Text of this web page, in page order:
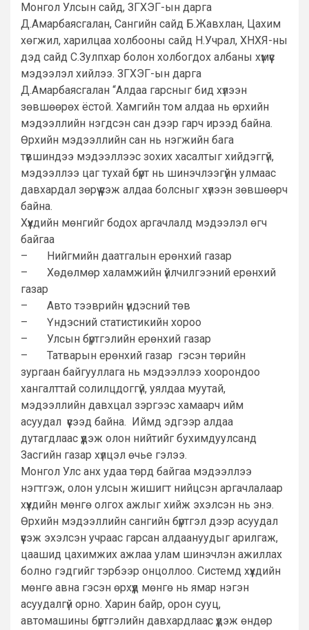
Монгол Улсын сайд, ЗГХЭГ-ын дарга
Д.Амарбаясгалан, Сангийн сайд Б.Жавхлан, Цахим
хөгжил, харилцаа холбооны сайд Н.Учрал, ХНХЯ-ны
дэд сайд С.Зулпхар болон холбогдох албаны хүмүүс
мэдээлэл хийлээ. ЗГХЭГ-ын дарга
Д.Амарбаясгалан “Алдаа гарсныг бид хүлээн
зөвшөөрөх ёстой. Хамгийн том алдаа нь өрхийн
мэдээллийн нэгдсэн сан дээр гарч ирээд байна.
Өрхийн мэдээллийн сан нь нэгжийн бага
түвшиндээ мэдээллээс зохих хасалтыг хийдэггүй,
мэдээллээ цаг тухай бүрт нь шинэчлээгүйн улмаас
давхардал зөрүү үүсэж алдаа болсныг хүлээн зөвшөөрч
байна.
Хүүхдийн мөнгийг бодох аргачлалд мэдээлэл өгч
байгаа
– Нийгмийн даатгалын ерөнхий газар
– Хөдөлмөр халамжийн үйлчилгээний ерөнхий
газар
– Авто тээврийн үндэсний төв
– Үндэсний статистикийн хороо
– Улсын бүртгэлийн ерөнхий газар
– Татварын ерөнхий газар гэсэн төрийн
зургаан байгууллага нь мэдээллээ хоорондоо
хангалттай солилцдоггүй, уялдаа муутай,
мэдээллийн давхцал зэргээс хамаарч ийм
асуудал үүсээд байна. Иймд эдгээр алдаа
дутагдлаас үүдэж олон нийтийг бухимдуулсанд
Засгийн газар хүлцэл өчье гэлээ.
Монгол Улс анх удаа төрд байгаа мэдээллээ
нэгтгэж, олон улсын жишигт нийцсэн аргачлалаар
хүүхдийн мөнгө олгох ажлыг хийж эхэлсэн нь энэ.
Өрхийн мэдээллийн сангийн бүртгэл дээр асуудал
үүсэж эхэлсэн учраас гарсан алдаануудыг арилгаж,
цаашид цахимжих ажлаа улам шинэчлэн ажиллах
болно гэдгийг тэрбээр онцоллоо. Системд хүүхдийн
мөнгө авна гэсэн өрхүүд мөнгө нь ямар нэгэн
асуудалгүй орно. Харин байр, орон сууц,
автомашины бүртгэлийн давхардлаас үүдэж өндөр